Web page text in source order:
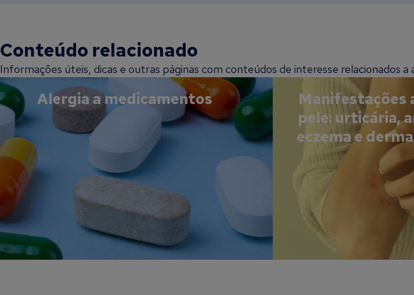
Conteúdo relacionado
Informações úteis, dicas e outras páginas com conteúdos de interesse relacionados a
Alergia a medicamentos
Manifestações
pele: urticária,
eczema e